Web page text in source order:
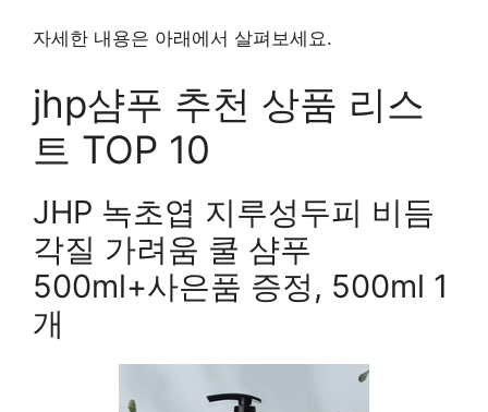
자세한 내용은 아래에서 살펴보세요.
jhp샴푸 추천 상품 리스
트 TOP 10
JHP 녹초엽 지루성두피 비듬
각질 가려움 쿨 샴푸
500ml+사은품 증정, 500ml 1
개